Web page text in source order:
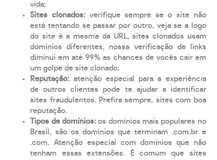
vida;
Sites clonados: verifique sempre se o site não
está tentando se passar por outro, veja se a logo
do site é a mesma da URL, sites clonados usam
domínios diferentes, nossa verificação de links
diminui em até 99% as chances de vocês cair em
um golpe de site clonado;
Reputação: atenção especial para a experiência
de outros clientes pode te ajudar a identificar
sites fraudulentos. Prefira sempre, sites com boa
reputação.
Tipos de domínios:os domínios mais populares no
Brasil, são os domínios que terminam .com.br e
.com. Atenção especial com domínios que não
tenham essas extensões. É comum que sites